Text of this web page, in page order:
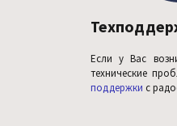
Если у Вас
технические
поддержки с